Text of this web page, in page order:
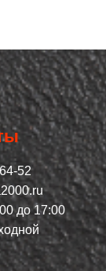
52
до 17:00